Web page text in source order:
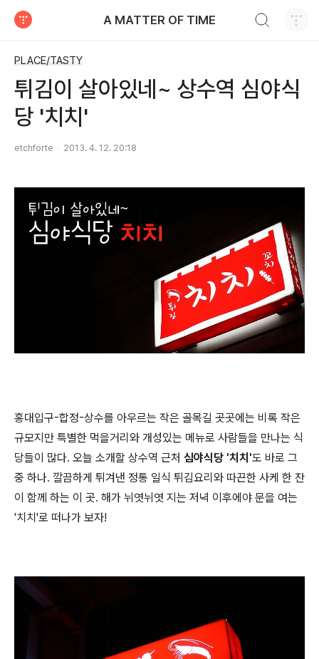
A MATTER OF TIME
PLACE/TASTY
튀김이 살아있네~ 상수역 심야식
당 '치치'
etchforte 2013. 4. 12. 20:18
홍대입구-합정-상수를 아우르는 작은 골목길 곳곳에는 비록 작은
규모지만 특별한 먹을거리와 개성있는 메뉴로 사람들을 만나는 식
당들이 많다. 오늘 소개할 상수역 근처 심야식당 '치치'도 바로 그
중 하나. 깔끔하게 튀겨낸 정통 일식 튀김요리와 따끈한 사케 한 잔
이 함께 하는 이 곳. 해가 뉘엿뉘엿 지는 저녁 이후에야 문을 여는
'치치'로 떠나가 보자!